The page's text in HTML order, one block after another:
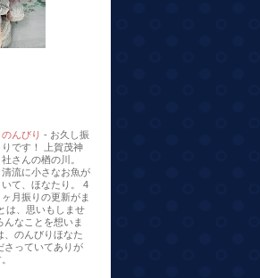
のんびり - お久し振
りです！ 上賀茂神
社さんの楢の川。
清流に小さなお魚が
いて、ほなたり。 4
ヶ月振りの更新がま
は、思いもしませ
んなことを想いま
、のんびりほなた
さっていてありが